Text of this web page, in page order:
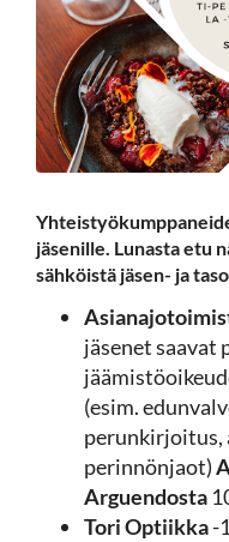
jäsenille. Lunasta etu
sähköistä jäsen- ja
jäsenet saavat
(esim.
perunkirjoitus,
perinnönjaot)
Arguendosta
Tori Optiikka-